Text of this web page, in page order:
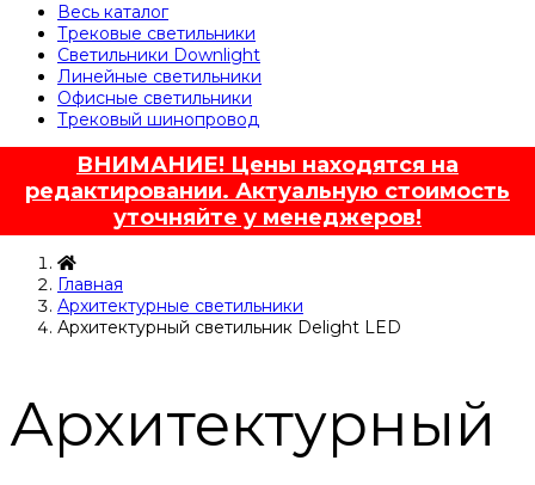
Весь каталог
Трековые светильники
Светильники Downlight
Линейные светильники
Офисные светильники
Трековый шинопровод
ВНИМАНИЕ! Цены находятся на
редактировании. Актуальную стоимость
уточняйте у менеджеров!
Главная
Архитектурные светильники
Архитектурный светильник Delight LED
Архитектурный